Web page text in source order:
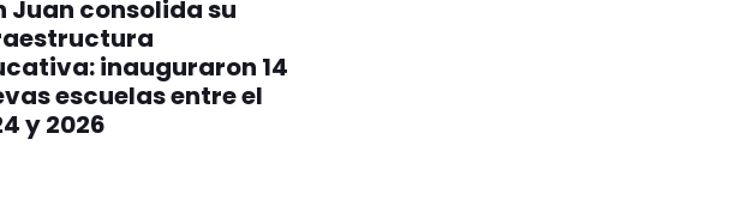
Juan consolida su
inauguraron 14
escuelas entre el
y 2026